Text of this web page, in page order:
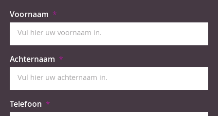
Voornaam
Achternaam
Telefoon